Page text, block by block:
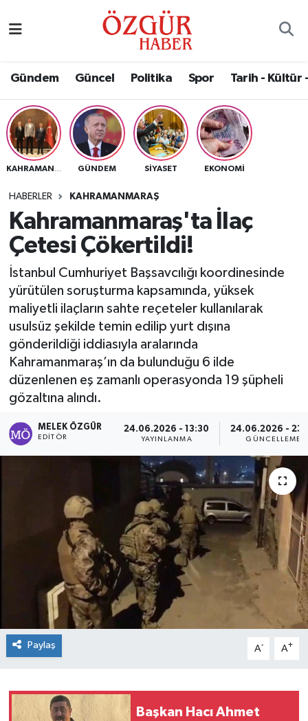
Gündem Güncel Politika Spor Tarih - Kültür
GÜNDEM SIYASET EKONOMI
HABERLER KAHRAMANMARAŞ
Kahramanmaraş'ta İlaç
Çetesi Çökertildi!
İstanbul Cumhuriyet Başsavcılığı koordinesinde
yürütülen soruşturma kapsamında, yüksek
maliyetli ilaçların sahte reçeteler kullanılarak
usulsüz şekilde temin edilip yurt dışına
gönderildiği iddiasıyla aralarında
Kahramanmaraş’ın da bulunduğu 6 ilde
düzenlenen eş zamanlı operasyonda 19 şüpheli
gözaltına alındı.
MELEK ÖZGÜR
EDITÖR
24.06.2026 - 13:30
YAYINLANMA
24.06.2026 -
GÜNCELLEME
Paylaş A- A+
Başkan Hacı Ahmet
Eğitim
Ekonomi
Güncel
Gündem
Politika
Sağlık
Spor
Tarih - Kültür - Sanat - Turizm
Yaşam
Nöbetçi Eczaneler
Namaz Vakitleri
Trafik Durumu
Süper Lig Puan Durumu ve Fikstür
Tüm Manşetler
Haber Arşivi